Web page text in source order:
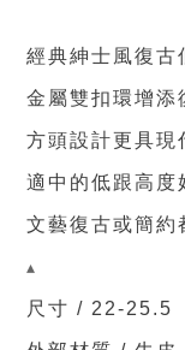
經典紳士風復古
金屬雙扣環增添
方頭設計更具現
適中的低跟高度
文藝復古或簡約
▴
尺寸 / 22-25.5